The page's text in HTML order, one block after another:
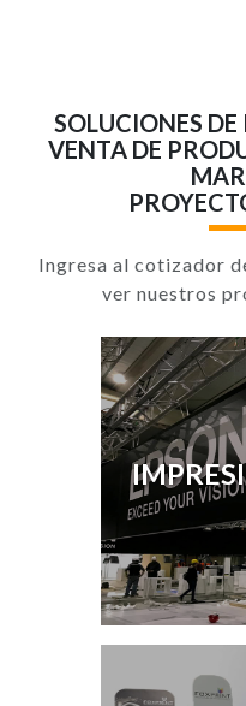
SOLUCIONES
VENTA DE
Ingresa al cotizador
ver nuestros